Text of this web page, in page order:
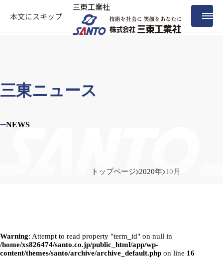
本文にスキップ
三東工業社
三東ニュース
NEWS
トップページ 2020年 10月
Warning: Attempt to read property "term_id" on null in
/home/xs826474/santo.co.jp/public_html/app/wp-
content/themes/santo/archive/archive_default.php on line 16